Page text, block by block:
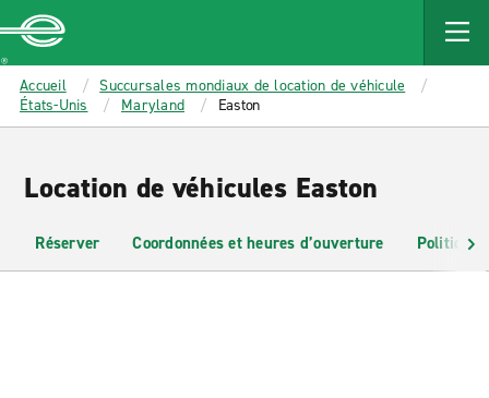
MAIN
CONTENT
Enterprise
Accueil
Succursales mondiaux de location de véhicule
États-Unis
Maryland Easton
Location de véhicules Easton
Réserver Coordonnées et heures d’ouverture Politiques